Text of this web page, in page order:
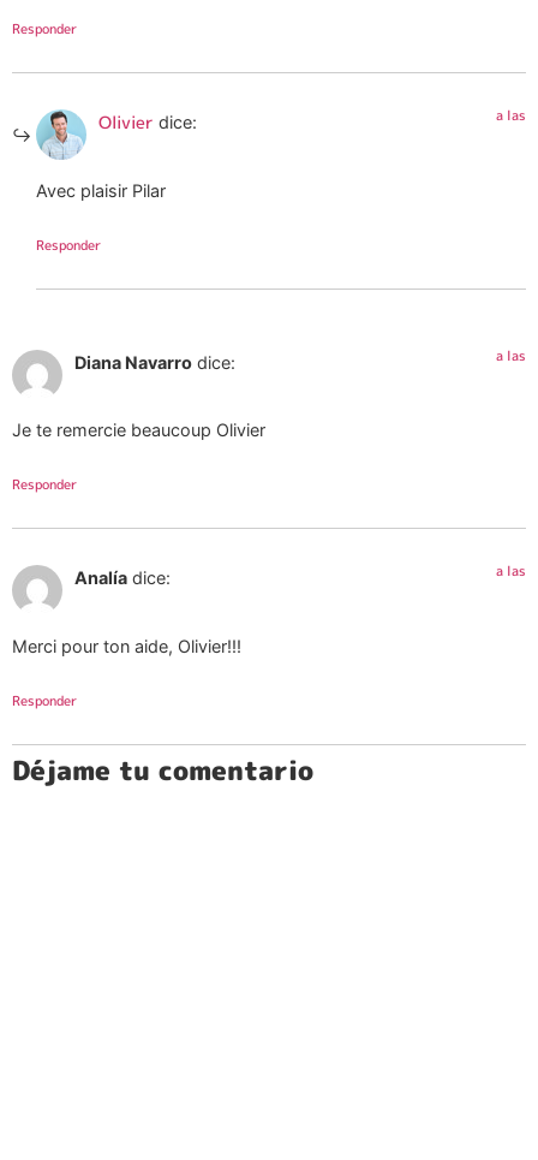
Responder
Olivier dice: a las
Avec plaisir Pilar
Responder
Diana Navarro dice: a las
Je te remercie beaucoup Olivier
Responder
Analía dice: a las
Merci pour ton aide, Olivier!!!
Responder
Déjame tu comentario